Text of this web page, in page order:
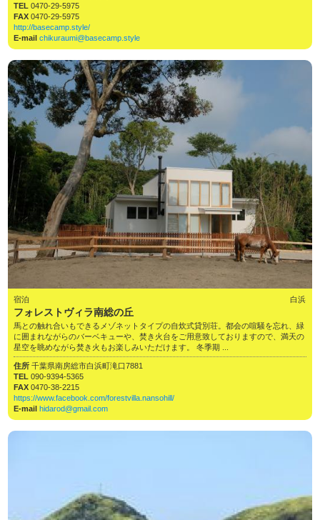
TEL0470-29-5975
FAX0470-29-5975
http://basecamp.style/
E-mailchikuraumi@basecamp.style
宿泊 白浜
フォレストヴィラ南総の丘
馬との触れ合いもできるメゾネットタイプの自炊式貸別荘。都会の喧騒を忘れ、緑
に囲まれながらのバーベキューや、焚き火台をご用意致しておりますので、満天の
星空を眺めながら焚き火もお楽しみいただけます。 冬季期 ...
住所千葉県南房総市白浜町滝口7881
TEL090-9394-5365
FAX0470-38-2215
https://www.facebook.com/forestvilla.nansohill/
E-mailhidarod@gmail.com